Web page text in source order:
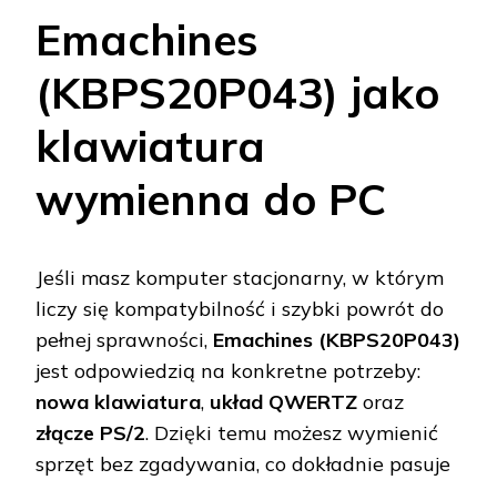
Emachines
(KBPS20P043) jako
klawiatura
wymienna do PC
Jeśli masz komputer stacjonarny, w którym
liczy się kompatybilność i szybki powrót do
pełnej sprawności, Emachines (KBPS20P043)
jest odpowiedzią na konkretne potrzeby:
nowa klawiatura, układ QWERTZ oraz
złącze PS/2. Dzięki temu możesz wymienić
sprzęt bez zgadywania, co dokładnie pasuje